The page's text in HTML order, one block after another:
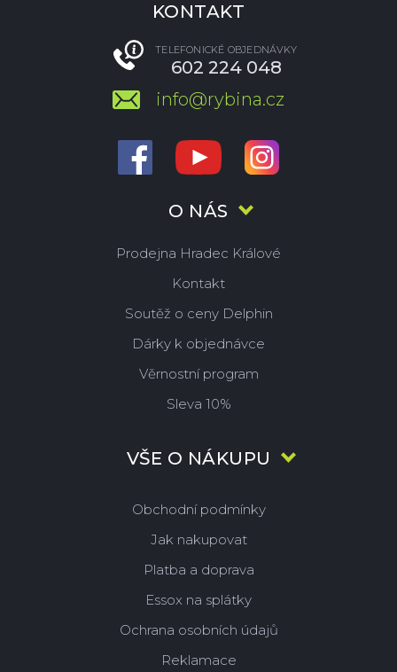
O NÁS
Prodejna Hradec Králové
Kontakt
Soutěž o ceny Delphin
Dárky k objednávce
Věrnostní program
Sleva 10%
VŠE O NÁKUPU
Obchodní podmínky
Jak nakupovat
Platba a doprava
Essox na splátky
Ochrana osobních údajů
Reklamace
KONTAKT
TELEFONICKÉ OBJEDNÁVKY
602 224 048
info@rybina.cz